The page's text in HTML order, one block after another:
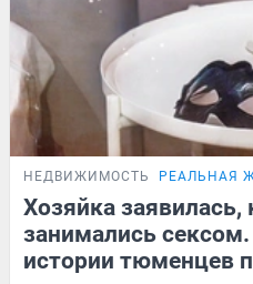
НЕДВИЖИМОСТЬ РЕАЛЬНАЯ
Хозяйка
занимались
истории тюменцев